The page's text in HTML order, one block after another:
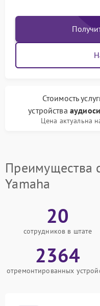
Стоимость
устройства
Цена актуальна
Преимущества
Yamaha
20
сотрудников в штате
2364
отремонтированных